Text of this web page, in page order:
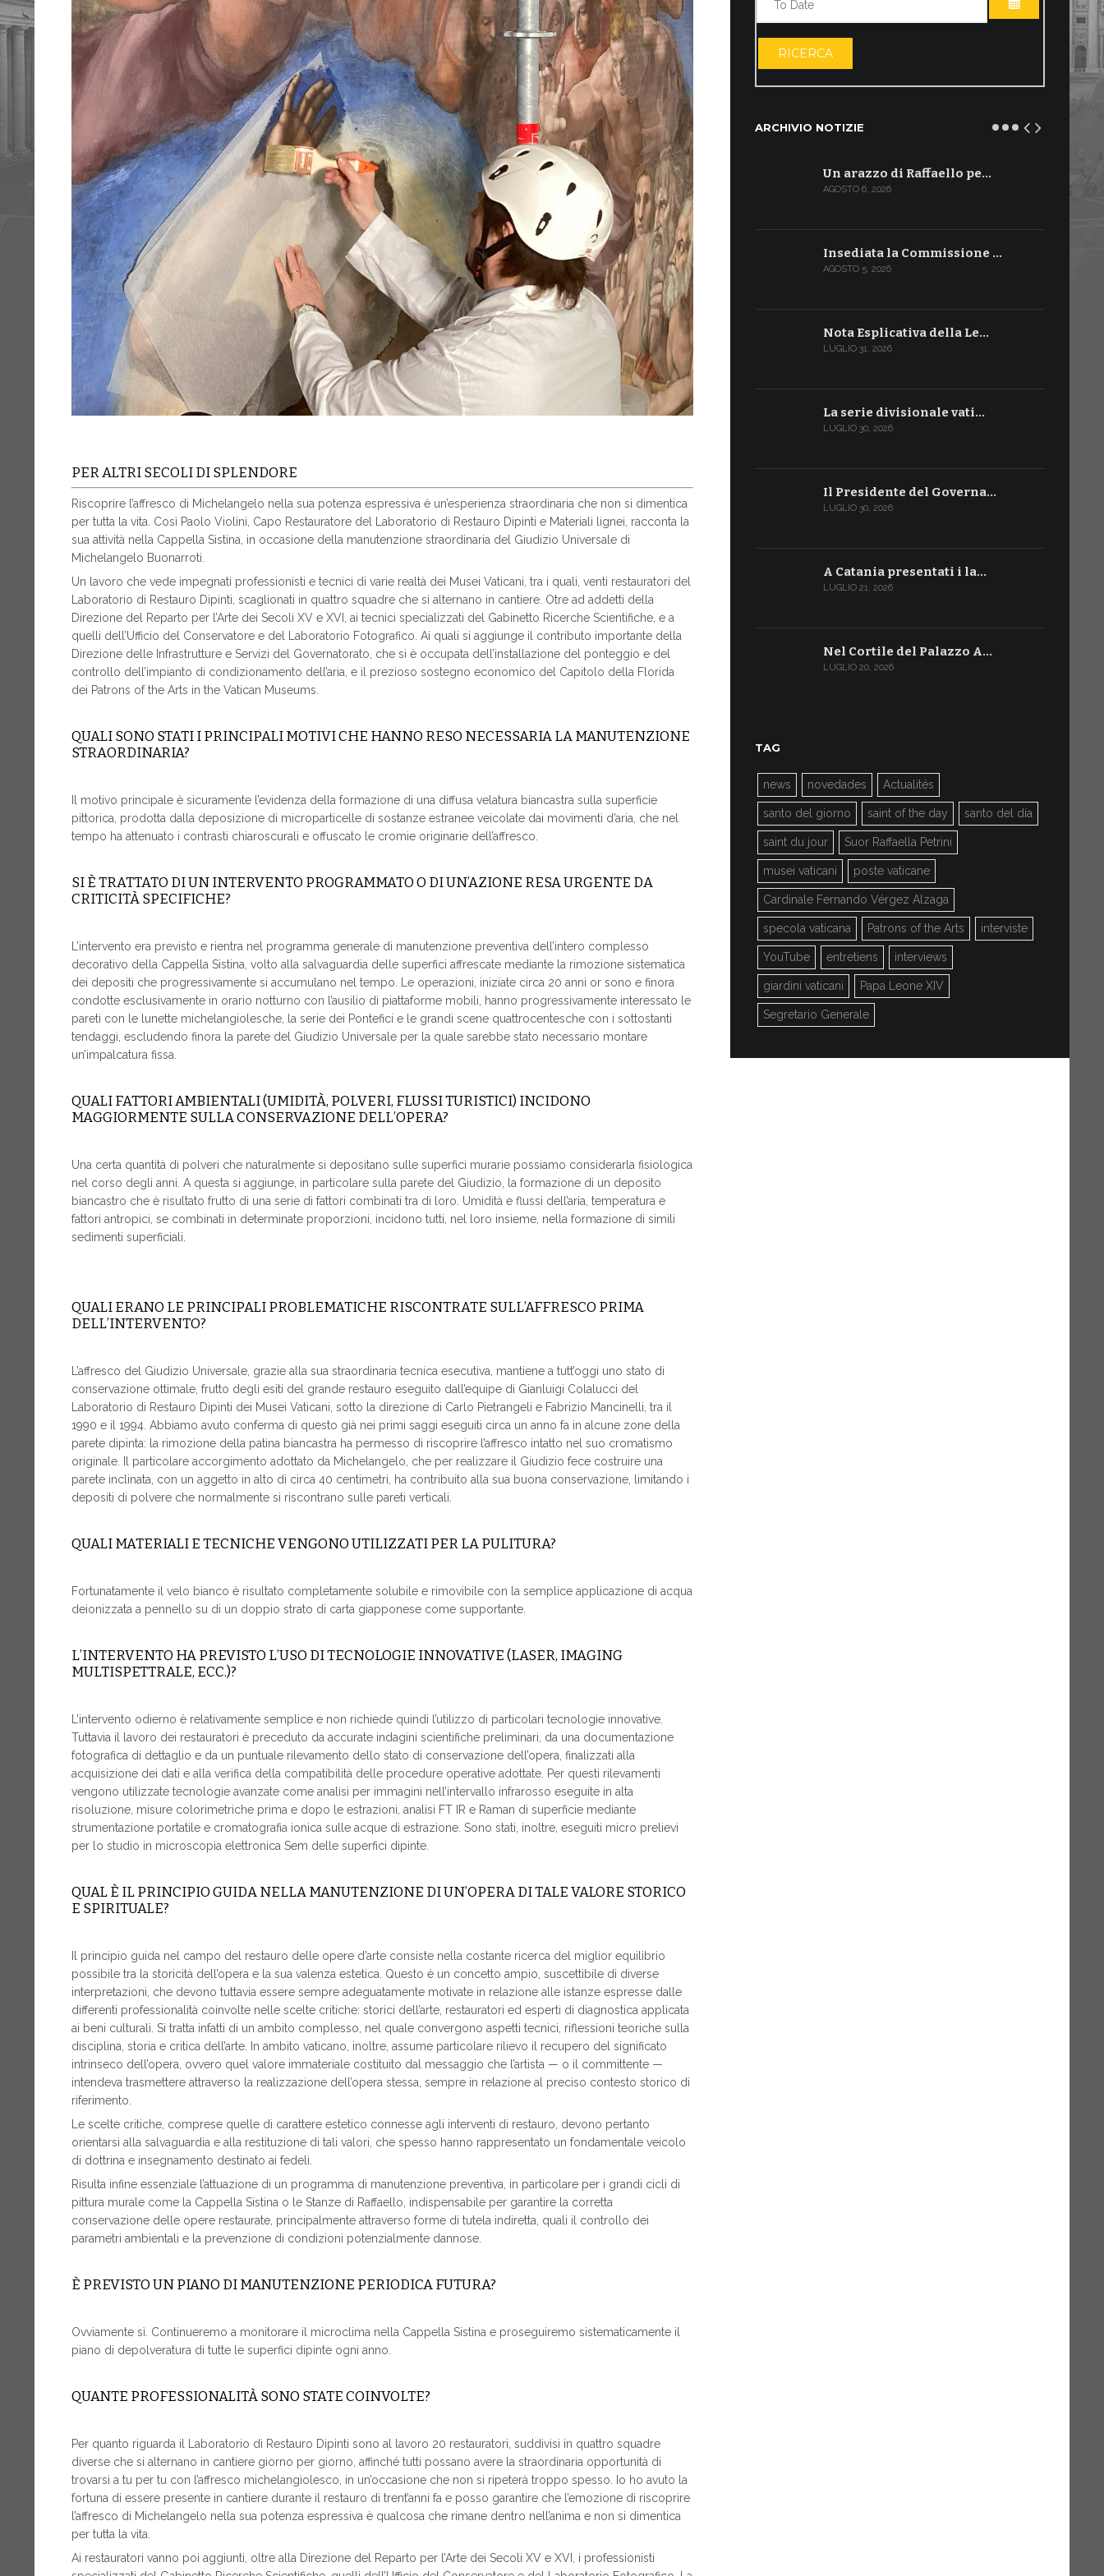
PER ALTRI SECOLI DI SPLENDORE
Riscoprire l’affresco di Michelangelo nella sua potenza espressiva è un’esperienza straordinaria che non si dimentica
per tutta la vita. Così Paolo Violini, Capo Restauratore del Laboratorio di Restauro Dipinti e Materiali lignei, racconta la
sua attività nella Cappella Sistina, in occasione della manutenzione straordinaria del Giudizio Universale di
Michelangelo Buonarroti.
Un lavoro che vede impegnati professionisti e tecnici di varie realtà dei Musei Vaticani, tra i quali, venti restauratori del
Laboratorio di Restauro Dipinti, scaglionati in quattro squadre che si alternano in cantiere. Otre ad addetti della
Direzione del Reparto per l’Arte dei Secoli XV e XVI, ai tecnici specializzati del Gabinetto Ricerche Scientifiche, e a
quelli dell’Ufficio del Conservatore e del Laboratorio Fotografico. Ai quali si aggiunge il contributo importante della
Direzione delle Infrastrutture e Servizi del Governatorato, che si è occupata dell’installazione del ponteggio e del
controllo dell’impianto di condizionamento dell’aria, e il prezioso sostegno economico del Capitolo della Florida
dei Patrons of the Arts in the Vatican Museums.
QUALI SONO STATI I PRINCIPALI MOTIVI CHE HANNO RESO NECESSARIA LA MANUTENZIONE
STRAORDINARIA?
Il motivo principale è sicuramente l’evidenza della formazione di una diffusa velatura biancastra sulla superficie
pittorica, prodotta dalla deposizione di microparticelle di sostanze estranee veicolate dai movimenti d’aria, che nel
tempo ha attenuato i contrasti chiaroscurali e offuscato le cromie originarie dell’affresco.
SI È TRATTATO DI UN INTERVENTO PROGRAMMATO O DI UN’AZIONE RESA URGENTE DA
CRITICITÀ SPECIFICHE?
L’intervento era previsto e rientra nel programma generale di manutenzione preventiva dell’intero complesso
decorativo della Cappella Sistina, volto alla salvaguardia delle superfici affrescate mediante la rimozione sistematica
dei depositi che progressivamente si accumulano nel tempo. Le operazioni, iniziate circa 20 anni or sono e finora
condotte esclusivamente in orario notturno con l’ausilio di piattaforme mobili, hanno progressivamente interessato le
pareti con le lunette michelangiolesche, la serie dei Pontefici e le grandi scene quattrocentesche con i sottostanti
tendaggi, escludendo finora la parete del Giudizio Universale per la quale sarebbe stato necessario montare
un’impalcatura fissa.
QUALI FATTORI AMBIENTALI (UMIDITÀ, POLVERI, FLUSSI TURISTICI) INCIDONO
MAGGIORMENTE SULLA CONSERVAZIONE DELL’OPERA?
Una certa quantità di polveri che naturalmente si depositano sulle superfici murarie possiamo considerarla fisiologica
nel corso degli anni. A questa si aggiunge, in particolare sulla parete del Giudizio, la formazione di un deposito
biancastro che è risultato frutto di una serie di fattori combinati tra di loro. Umidità e flussi dell’aria, temperatura e
fattori antropici, se combinati in determinate proporzioni, incidono tutti, nel loro insieme, nella formazione di simili
sedimenti superficiali.
QUALI ERANO LE PRINCIPALI PROBLEMATICHE RISCONTRATE SULL’AFFRESCO PRIMA
DELL’INTERVENTO?
L’affresco del Giudizio Universale, grazie alla sua straordinaria tecnica esecutiva, mantiene a tutt’oggi uno stato di
conservazione ottimale, frutto degli esiti del grande restauro eseguito dall’equipe di Gianluigi Colalucci del
Laboratorio di Restauro Dipinti dei Musei Vaticani, sotto la direzione di Carlo Pietrangeli e Fabrizio Mancinelli, tra il
1990 e il 1994. Abbiamo avuto conferma di questo già nei primi saggi eseguiti circa un anno fa in alcune zone della
parete dipinta: la rimozione della patina biancastra ha permesso di riscoprire l’affresco intatto nel suo cromatismo
originale. Il particolare accorgimento adottato da Michelangelo, che per realizzare il Giudizio fece costruire una
parete inclinata, con un aggetto in alto di circa 40 centimetri, ha contribuito alla sua buona conservazione, limitando i
depositi di polvere che normalmente si riscontrano sulle pareti verticali.
QUALI MATERIALI E TECNICHE VENGONO UTILIZZATI PER LA PULITURA?
Fortunatamente il velo bianco è risultato completamente solubile e rimovibile con la semplice applicazione di acqua
deionizzata a pennello su di un doppio strato di carta giapponese come supportante.
L’INTERVENTO HA PREVISTO L’USO DI TECNOLOGIE INNOVATIVE (LASER, IMAGING
MULTISPETTRALE, ECC.)?
L’intervento odierno è relativamente semplice e non richiede quindi l’utilizzo di particolari tecnologie innovative.
Tuttavia il lavoro dei restauratori è preceduto da accurate indagini scientifiche preliminari, da una documentazione
fotografica di dettaglio e da un puntuale rilevamento dello stato di conservazione dell’opera, finalizzati alla
acquisizione dei dati e alla verifica della compatibilità delle procedure operative adottate. Per questi rilevamenti
vengono utilizzate tecnologie avanzate come analisi per immagini nell’intervallo infrarosso eseguite in alta
risoluzione, misure colorimetriche prima e dopo le estrazioni, analisi FT IR e Raman di superficie mediante
strumentazione portatile e cromatografia ionica sulle acque di estrazione. Sono stati, inoltre, eseguiti micro prelievi
per lo studio in microscopia elettronica Sem delle superfici dipinte.
QUAL È IL PRINCIPIO GUIDA NELLA MANUTENZIONE DI UN’OPERA DI TALE VALORE STORICO
E SPIRITUALE?
Il principio guida nel campo del restauro delle opere d’arte consiste nella costante ricerca del miglior equilibrio
possibile tra la storicità dell’opera e la sua valenza estetica. Questo è un concetto ampio, suscettibile di diverse
interpretazioni, che devono tuttavia essere sempre adeguatamente motivate in relazione alle istanze espresse dalle
differenti professionalità coinvolte nelle scelte critiche: storici dell’arte, restauratori ed esperti di diagnostica applicata
ai beni culturali. Si tratta infatti di un ambito complesso, nel quale convergono aspetti tecnici, riflessioni teoriche sulla
disciplina, storia e critica dell’arte. In ambito vaticano, inoltre, assume particolare rilievo il recupero del significato
intrinseco dell’opera, ovvero quel valore immateriale costituito dal messaggio che l’artista — o il committente —
intendeva trasmettere attraverso la realizzazione dell’opera stessa, sempre in relazione al preciso contesto storico di
riferimento.
Le scelte critiche, comprese quelle di carattere estetico connesse agli interventi di restauro, devono pertanto
orientarsi alla salvaguardia e alla restituzione di tali valori, che spesso hanno rappresentato un fondamentale veicolo
di dottrina e insegnamento destinato ai fedeli.
Risulta infine essenziale l’attuazione di un programma di manutenzione preventiva, in particolare per i grandi cicli di
pittura murale come la Cappella Sistina o le Stanze di Raffaello, indispensabile per garantire la corretta
conservazione delle opere restaurate, principalmente attraverso forme di tutela indiretta, quali il controllo dei
parametri ambientali e la prevenzione di condizioni potenzialmente dannose.
È PREVISTO UN PIANO DI MANUTENZIONE PERIODICA FUTURA?
Ovviamente sì. Continueremo a monitorare il microclima nella Cappella Sistina e proseguiremo sistematicamente il
piano di depolveratura di tutte le superfici dipinte ogni anno.
QUANTE PROFESSIONALITÀ SONO STATE COINVOLTE?
Per quanto riguarda il Laboratorio di Restauro Dipinti sono al lavoro 20 restauratori, suddivisi in quattro squadre
diverse che si alternano in cantiere giorno per giorno, affinché tutti possano avere la straordinaria opportunità di
trovarsi a tu per tu con l’affresco michelangiolesco, in un’occasione che non si ripeterà troppo spesso. Io ho avuto la
fortuna di essere presente in cantiere durante il restauro di trent’anni fa e posso garantire che l’emozione di riscoprire
l’affresco di Michelangelo nella sua potenza espressiva è qualcosa che rimane dentro nell’anima e non si dimentica
per tutta la vita.
Ai restauratori vanno poi aggiunti, oltre alla Direzione del Reparto per l’Arte dei Secoli XV e XVI, i professionisti
APRI IL
RICERCA
ARCHIVIO NOTIZIE
Un arazzo di Raffaello pe…
AGOSTO 6, 2026
Insediata la Commissione …
AGOSTO 5, 2026
Nota Esplicativa della Le…
LUGLIO 31, 2026
La serie divisionale vati…
LUGLIO 30, 2026
Il Presidente del Governa…
LUGLIO 30, 2026
A Catania presentati i la…
LUGLIO 21, 2026
Nel Cortile del Palazzo A…
LUGLIO 20, 2026
TAG
news novedades Actualités
santo del giorno saint of the day santo del día
saint du jour Suor Raffaella Petrini
musei vaticani poste vaticane
Cardinale Fernando Vérgez Alzaga
specola vaticana Patrons of the Arts interviste
YouTube entretiens interviews
giardini vaticani Papa Leone XIV
Segretario Generale